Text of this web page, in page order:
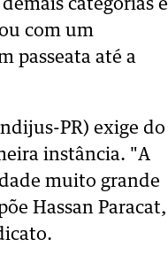
categorias e
com um
passeata até a
PR) exige do
instância. "A
muito grande
Hassan Paracat,